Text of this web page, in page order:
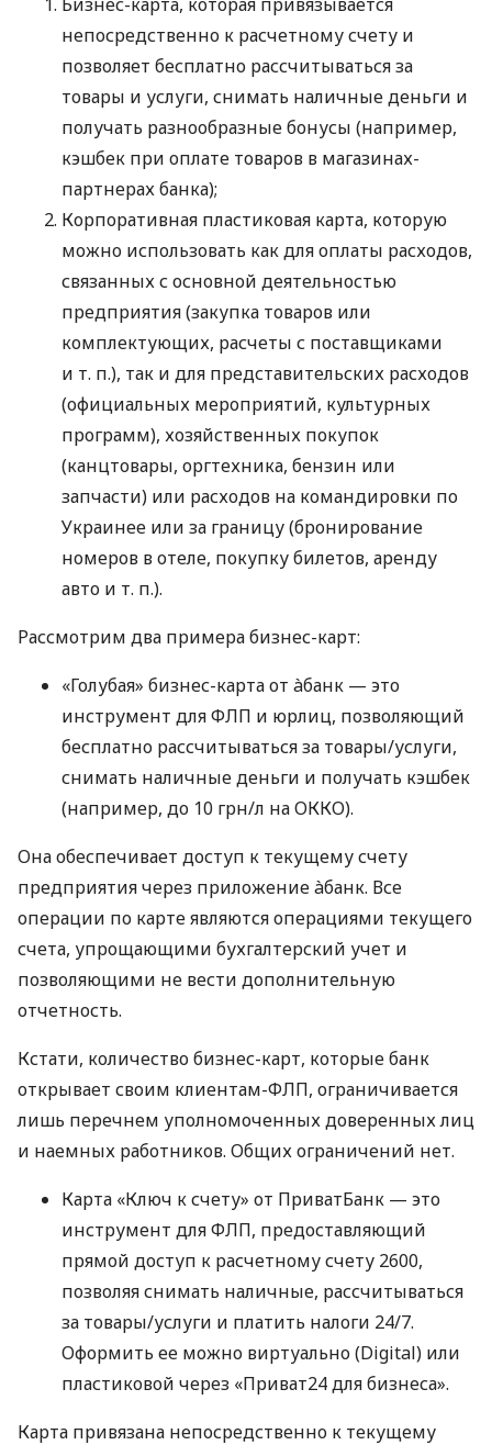
непосредственно к расчетному счету и
позволяет бесплатно рассчитываться за
товары и услуги, снимать наличные деньги и
получать разнообразные бонусы (например,
кэшбек при оплате товаров в магазинах-
партнерах банка);
Корпоративная пластиковая карта, которую
можно использовать как для оплаты расходов,
связанных с основной деятельностью
предприятия (закупка товаров или
комплектующих, расчеты с поставщиками
и т. п.), так и для представительских расходов
(официальных мероприятий, культурных
программ), хозяйственных покупок
(канцтовары, оргтехника, бензин или
запчасти) или расходов на командировки по
Украинее или за границу (бронирование
номеров в отеле, покупку билетов, аренду
авто и т. п.).
Рассмотрим два примера бизнес-карт:
«Голубая» бизнес-карта от àбанк — это
инструмент для ФЛП и юрлиц, позволяющий
бесплатно рассчитываться за товары/услуги,
снимать наличные деньги и получать кэшбек
(например, до 10 грн/л на ОККО).
Она обеспечивает доступ к текущему счету
предприятия через приложение àбанк. Все
операции по карте являются операциями текущего
счета, упрощающими бухгалтерский учет и
позволяющими не вести дополнительную
отчетность.
Кстати, количество бизнес-карт, которые банк
открывает своим клиентам-ФЛП, ограничивается
лишь перечнем уполномоченных доверенных лиц
и наемных работников. Общих ограничений нет.
Карта «Ключ к счету» от ПриватБанк — это
инструмент для ФЛП, предоставляющий
прямой доступ к расчетному счету 2600,
позволяя снимать наличные, рассчитываться
за товары/услуги и платить налоги 24/7.
Оформить ее можно виртуально (Digital) или
пластиковой через «Приват24 для бизнеса».
Карта привязана непосредственно к текущему